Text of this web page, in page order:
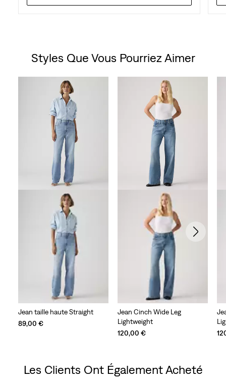
Styles Que Vous Pourriez Aimer
Jean taille haute Straight
89,00 €
Jean Cinch Wide Leg
Lightweight
120,00 €
Les Clients Ont Également Acheté